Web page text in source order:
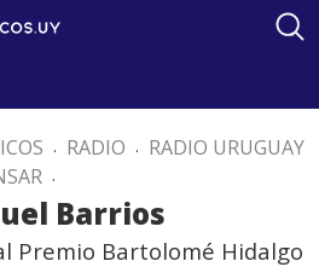
. RADIO . RADIO URUGUAY
.
Barrios
Premio Bartolomé Hidalgo